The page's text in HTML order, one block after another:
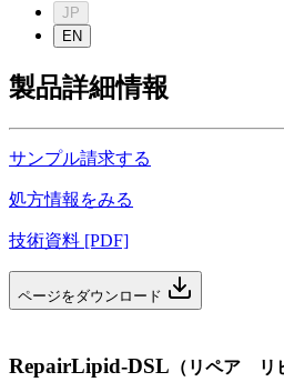
JP
EN
製品詳細情報
サンプル請求する
処方情報をみる
技術資料 [PDF]
ページをダウンロード
RepairLipid-DSL （ リペア リ